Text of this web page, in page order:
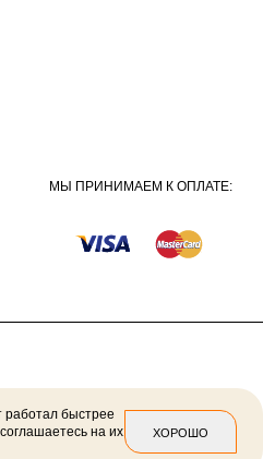
МЫ ПРИНИМАЕМ К ОПЛАТЕ:
конфиденциальности
работал быстрее
на их
ХОРОШО